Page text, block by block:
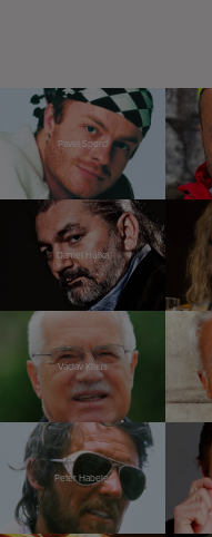
Pavel Šporcl
Daniel Hůlka
Václav Klaus
Peter Habeler